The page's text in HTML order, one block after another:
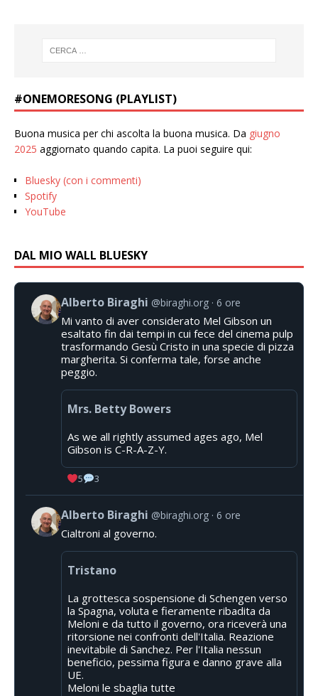
#ONEMORESONG (PLAYLIST)
Buona musica per chi ascolta la buona musica. Da giugno
2025 aggiornato quando capita. La puoi seguire qui:
Bluesky (con i commenti)
Spotify
YouTube
DAL MIO WALL BLUESKY
Alberto Biraghi @biraghi.org 6 ore
Mi vanto di aver considerato Mel Gibson un
esaltato fin dai tempi in cui fece del cinema pulp
trasformando Gesù Cristo in una specie di pizza
margherita. Si conferma tale, forse anche
peggio.
Mrs. Betty Bowers
As we all rightly assumed ages ago, Mel
Gibson is C-R-A-Z-Y.
5 3
Alberto Biraghi @biraghi.org 6 ore
Cialtroni al governo.
Tristano
La grottesca sospensione di Schengen verso
la Spagna, voluta e fieramente ribadita da
Meloni e da tutto il governo, ora riceverà una
ritorsione nei confronti dell'Italia. Reazione
inevitabile di Sanchez. Per l'Italia nessun
beneficio, pessima figura e danno grave alla
UE.
Meloni le sbaglia tutte